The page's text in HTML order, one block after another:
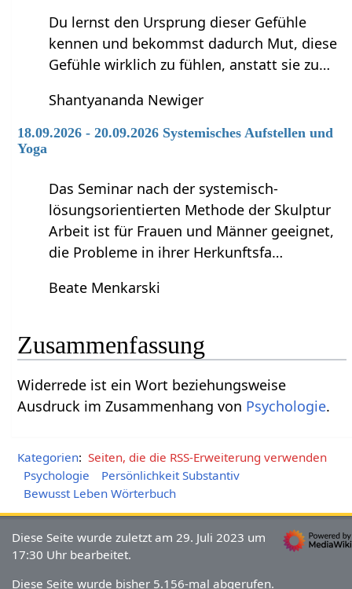
Du lernst den Ursprung dieser Gefühle
kennen und bekommst dadurch Mut, diese
Gefühle wirklich zu fühlen, anstatt sie zu…
Shantyananda Newiger
18.09.2026 - 20.09.2026 Systemisches Aufstellen und
Yoga
Das Seminar nach der systemisch-
lösungsorientierten Methode der Skulptur
Arbeit ist für Frauen und Männer geeignet,
die Probleme in ihrer Herkunftsfa…
Beate Menkarski
Zusammenfassung
Widerrede‏‎ ist ein Wort beziehungsweise
Ausdruck im Zusammenhang von Psychologie.
Kategorien: Seiten, die die RSS-Erweiterung verwenden
Psychologie
Persönlichkeit Substantiv
Bewusst Leben Wörterbuch
Diese Seite wurde zuletzt am 29. Juli 2023 um
17:30 Uhr bearbeitet.
Diese Seite wurde bisher 5.156-mal abgerufen.